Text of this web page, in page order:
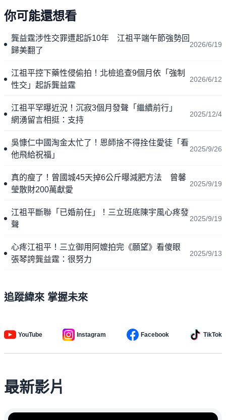
你可能還想看
龔益霆涉性交罪遭起訴10年 江祖平端午節強勢回
歸美翻了
2026/6/19
江祖平控下藥性侵偷拍！北檢追查9個月依「強制
性交」起訴龔益霆
2026/6/12
江祖平罕曝近況！沉寂3個月發聲「繼續前行」
網湧留言相挺：支持
2025/12/4
吳慷仁中國淘金太忙了！恩師捨不得拴住愛徒「看
他飛給祝福」
2025/9/26
真的瘦了！曾國城45天掉6公斤曝減肥方法 曾馨
瑩散財200萬獻愛
2025/9/19
江祖平斷聯「已婚前任」！三立班底陳宇風心疼發
聲
2025/9/19
心疼江祖平！三立御用阿嬤拍完《願望》看傻眼
張琴誇龔益霆：很努力
2025/9/13
追蹤緯來 掌握未來
YouTube Instagram Facebook TikTok
最新影片